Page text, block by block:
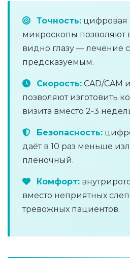
Точность: цифровая
микроскопы позволяют
видно глазу — лечение
предсказуемым.
Скорость: CAD/CAM
позволяют изготовить
визита вместо 2-3
Безопасность:
даёт в 10 раз меньше
плёночный.
Комфорт:
вместо неприятных
тревожных пациентов.